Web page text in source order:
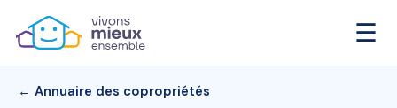
☰
← Annuaire des copropriétés